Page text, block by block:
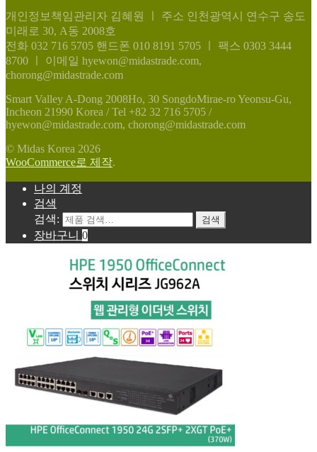
개인정보책임관리자 김혜원
주소 인천광역시 연수구 송도
미래로 30, A동 2008호
전화 032 716 5705 핸드폰 010 8191 5705
팩스 0303 3444
8700
이메일 hyewon@midastrade.com,
chorong@midastrade.com
Smart Valley A-Dong 2008Ho, 30 SongdoMirae-ro Yeonsu-Gu,
Incheon 21990 Korea / Tel +82 32 716 5705 /
hyewon@midastrade.com, chorong@midastrade.com
© Midas Korea 2026
WooCommerce로 제작.
나의 계정
검색
검색:
검색
장바구니 0